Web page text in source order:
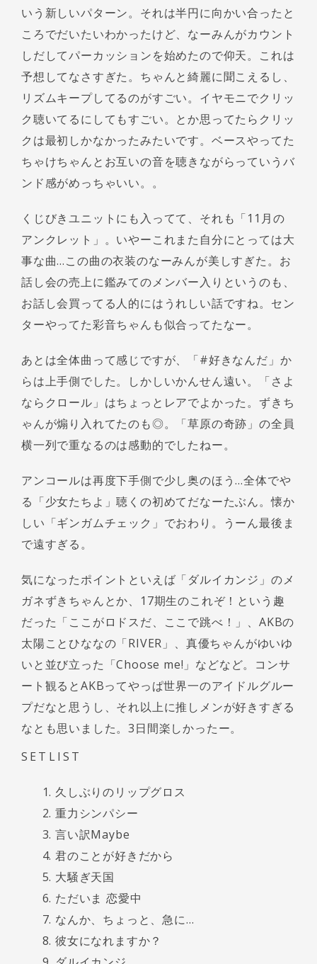
いう新しいパターン。それは半円に向かい合ったと
ころでだいたいわかったけど、なーみんがカウント
しだしてパーカッションを始めたので仰天。これは
予想してなさすぎた。ちゃんと綺麗に聞こえるし、
リズムキープしてるのがすごい。イヤモニでクリッ
ク聴いてるにしてもすごい。とか思ってたらクリッ
クは最初しかなかったみたいです。ベースやってた
ちゃけちゃんとお互いの音を聴きながらっていうバ
ンド感がめっちゃいい。。
くじびきユニットにも入ってて、それも「11月の
アンクレット」。いやーこれまた自分にとっては大
事な曲…この曲の衣装のなーみんが美しすぎた。お
話し会の売上に鑑みてのメンバー入りというのも、
お話し会買ってる人的にはうれしい話ですね。セン
ターやってた彩音ちゃんも似合ってたなー。
あとは全体曲って感じですが、「#好きなんだ」か
らは上手側でした。しかしいかんせん遠い。「さよ
ならクロール」はちょっとレアでよかった。ずきち
ゃんが煽り入れてたのも◎。「草原の奇跡」の全員
横一列で重なるのは感動的でしたねー。
アンコールは再度下手側で少し奥のほう…全体でや
る「少女たちよ」聴くの初めてだなーたぶん。懐か
しい「ギンガムチェック」でおわり。うーん最後ま
で遠すぎる。
気になったポイントといえば「ダルイカンジ」のメ
ガネずきちゃんとか、17期生のこれぞ！という趣
だった「ここがロドスだ、ここで跳べ！」、AKBの
太陽ことひななの「RIVER」、真優ちゃんがゆいゆ
いと並び立った「Choose me!」などなど。コンサ
ート観るとAKBってやっぱ世界一のアイドルグルー
プだなと思うし、それ以上に推しメンが好きすぎる
なとも思いました。3日間楽しかったー。
SETLIST
久しぶりのリップグロス
重力シンパシー
言い訳Maybe
君のことが好きだから
大騒ぎ天国
ただいま 恋愛中
なんか、ちょっと、急に…
彼女になれますか？